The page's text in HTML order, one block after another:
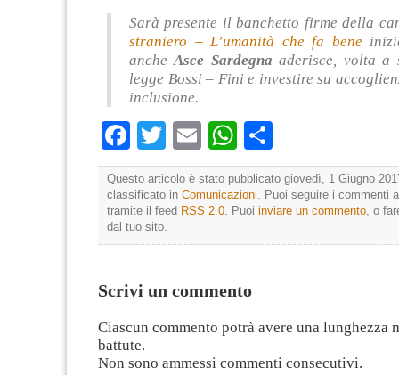
Sarà presente il banchetto firme della
straniero – L’umanità che fa bene
ancheAsce Sardegna aderisce, volta a
legge Bossi – Fini e investire su
inclusione.
Facebook
TwitterEmailWhatsApp
Questo articolo è stato pubblicato giovedì, 1 Giugno
classificato in Comunicazioni . Puoi seguire i commenti
tramite il feed RSS 2.0 . Puoi inviare un commento , o
dal tuo sito.
Scrivi un commento
Ciascun commento potrà avere una lunghezza
battute.
Non sono ammessi commenti consecutivi.